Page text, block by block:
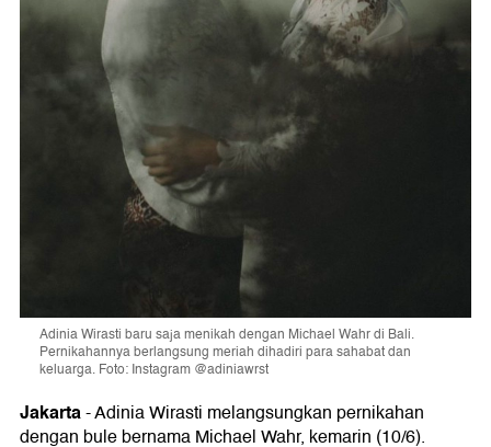
Adinia Wirasti baru saja menikah dengan Michael Wahr di Bali.
Pernikahannya berlangsung meriah dihadiri para sahabat dan
keluarga. Foto: Instagram @adiniawrst
Jakarta- Adinia Wirasti melangsungkan pernikahan
dengan bule bernama Michael Wahr, kemarin (10/6).